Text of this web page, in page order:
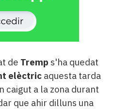
de Tremp s'ha quedat
elèctric aquesta tarda
caigut a la zona durant
que ahir dilluns una